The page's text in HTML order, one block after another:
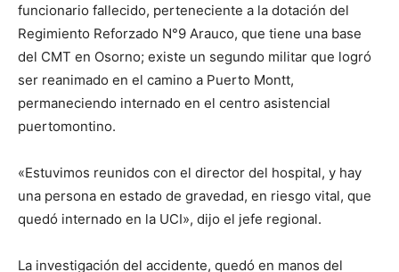
funcionario fallecido, perteneciente a la dotación del
Regimiento Reforzado N°9 Arauco, que tiene una base
del CMT en Osorno; existe un segundo militar que logró
ser reanimado en el camino a Puerto Montt,
permaneciendo internado en el centro asistencial
puertomontino.
«Estuvimos reunidos con el director del hospital, y hay
una persona en estado de gravedad, en riesgo vital, que
quedó internado en la UCI», dijo el jefe regional.
La investigación del accidente, quedó en manos del